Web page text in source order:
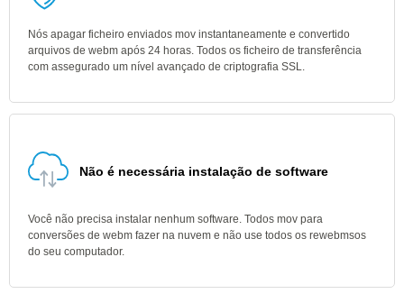
Nós apagar ficheiro enviados mov instantaneamente e convertido
arquivos de webm após 24 horas. Todos os ficheiro de transferência
com assegurado um nível avançado de criptografia SSL.
Não é necessária instalação de software
Você não precisa instalar nenhum software. Todos mov para
conversões de webm fazer na nuvem e não use todos os rewebmsos
do seu computador.